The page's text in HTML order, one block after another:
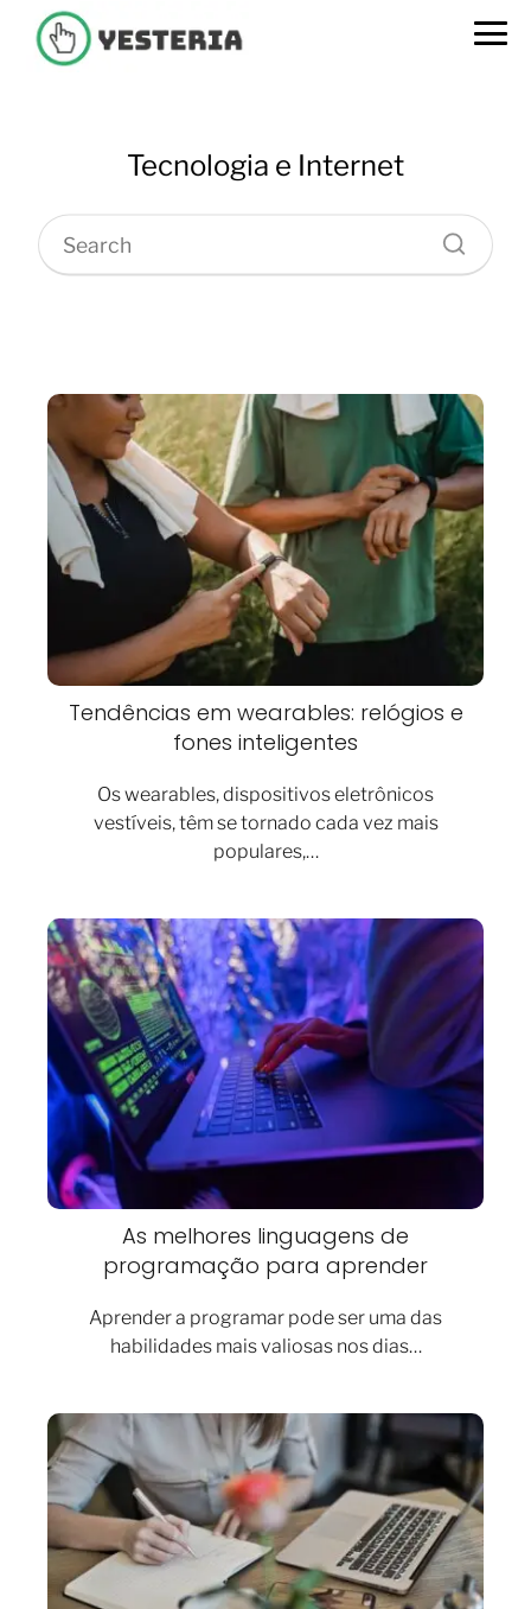
Tecnologia e Internet
Tendências em wearables: relógios e
fones inteligentes
Os wearables, dispositivos eletrônicos
vestíveis, têm se tornado cada vez mais
populares,…
As melhores linguagens de
programação para aprender
Aprender a programar pode ser uma das
habilidades mais valiosas nos dias…